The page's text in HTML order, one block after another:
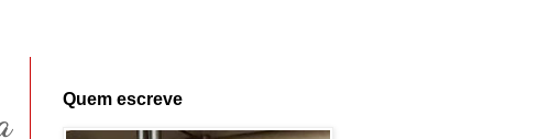
Quem escreve